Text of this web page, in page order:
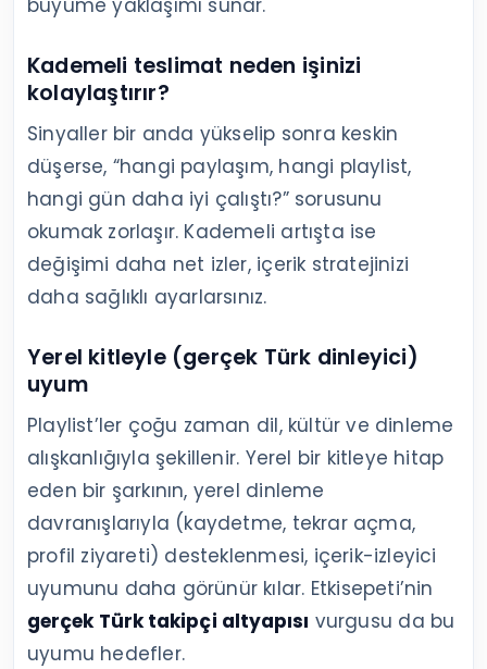
büyüme yaklaşımı sunar.
Kademeli teslimat neden işinizi
kolaylaştırır?
Sinyaller bir anda yükselip sonra keskin
düşerse, “hangi paylaşım, hangi playlist,
hangi gün daha iyi çalıştı?” sorusunu
okumak zorlaşır. Kademeli artışta ise
değişimi daha net izler, içerik stratejinizi
daha sağlıklı ayarlarsınız.
Yerel kitleyle (gerçek Türk dinleyici)
uyum
Playlist’ler çoğu zaman dil, kültür ve dinleme
alışkanlığıyla şekillenir. Yerel bir kitleye hitap
eden bir şarkının, yerel dinleme
davranışlarıyla (kaydetme, tekrar açma,
profil ziyareti) desteklenmesi, içerik-izleyici
uyumunu daha görünür kılar. Etkisepeti’nin
gerçek Türk takipçi altyapısı vurgusu da bu
uyumu hedefler.